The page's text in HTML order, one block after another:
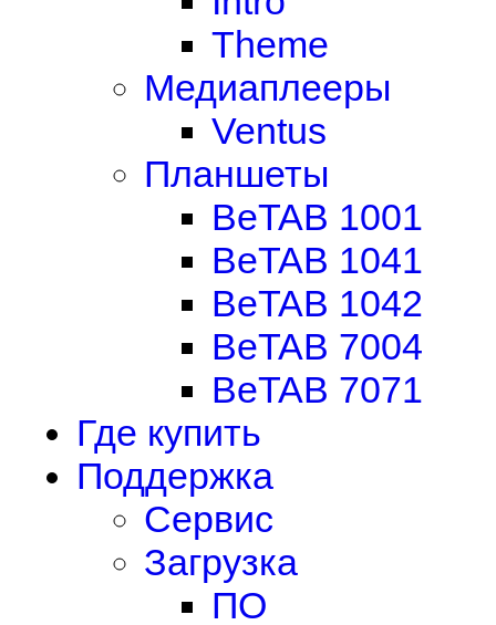
Theme
Медиаплееры
Ventus
Планшеты
BeTAB 1001
BeTAB 1041
BeTAB 1042
BeTAB 7004
BeTAB 7071
Где купить
Поддержка
Сервис
Загрузка
ПО